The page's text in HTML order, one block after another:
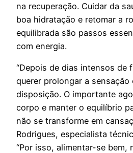
na recuperação. Cuidar da
boa hidratação e retomar a
equilibrada são passos
com energia.
“Depois de dias intensos de
querer prolongar a sensação
disposição. O importante
corpo e manter o equilíbrio
não se transforme em
Rodrigues, especialista
“Por isso, alimentar-se bem,